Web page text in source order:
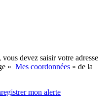
devez saisir votre adresse
« Mes coordonnées » de la
mon alerte